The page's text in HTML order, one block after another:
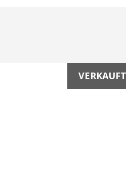
VERKAUFT